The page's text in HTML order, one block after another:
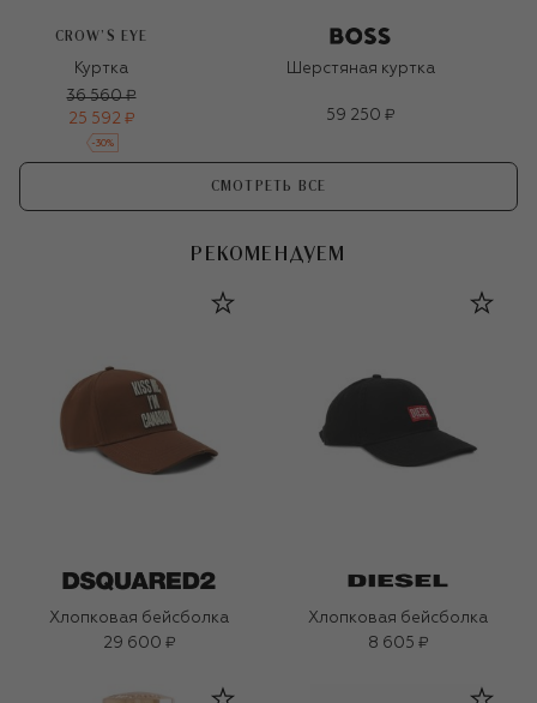
CROW’S EYE
Куртка
36 560 ₽
25 592 ₽
-30%
Шерстяная куртка
59 250 ₽
СМОТРЕТЬ ВСЕ
РЕКОМЕНДУЕМ
Хлопковая бейсболка
29 600 ₽
Хлопковая бейсболка
8 605 ₽